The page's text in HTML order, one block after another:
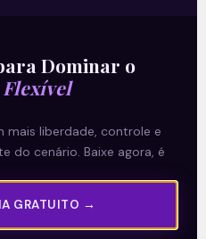
você? Compartilhe!
Dominar o
mais liberdade, controle e
do cenário. Baixe agora, é
GRATUITO →